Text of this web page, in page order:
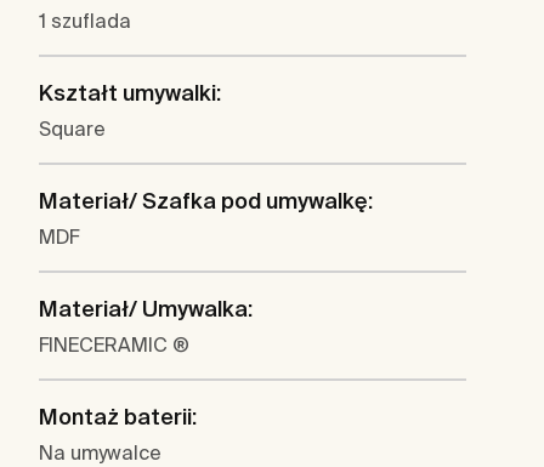
1 szuflada
Kształt umywalki:
Square
Materiał/ Szafka pod umywalkę:
MDF
Materiał/ Umywalka:
FINECERAMIC ®
Montaż baterii:
Na umywalce